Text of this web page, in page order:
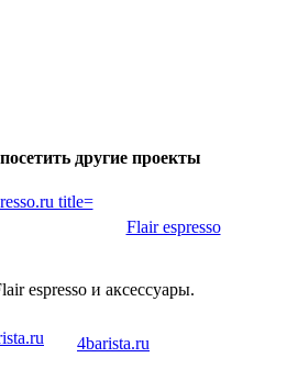
другие проекты
Flair espresso
espresso и аксессуары.
4barista.ru